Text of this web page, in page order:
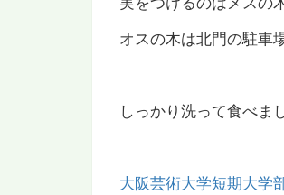
オスの木は北門の駐車
しっかり洗って食べま
大阪芸術大学短期大学